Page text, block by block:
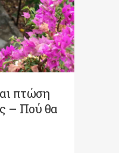
πτώση
– Πού θα